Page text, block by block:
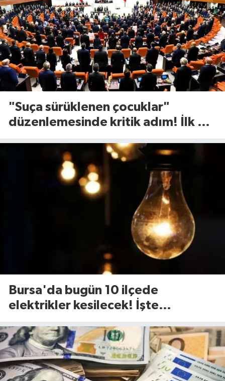
"Suça sürüklenen çocuklar"
düzenlemesinde kritik adım! İlk 2
Bursa'da bugün 10 ilçede
elektrikler kesilecek! İşte
Cuma)